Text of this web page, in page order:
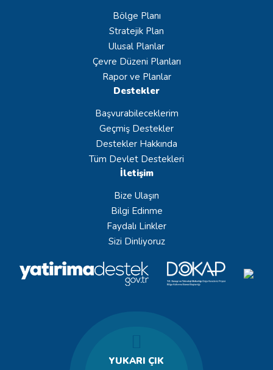
Bölge Planı
Stratejik Plan
Ulusal Planlar
Çevre Düzeni Planları
Rapor ve Planlar
Destekler
Başvurabileceklerim
Geçmiş Destekler
Destekler Hakkında
Tüm Devlet Destekleri
İletişim
Bize Ulaşın
Bilgi Edinme
Faydalı Linkler
Sizi Dinliyoruz
YUKARI ÇIK